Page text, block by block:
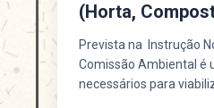
(Horta,
Prevista na Instrução
Comissão Ambiental é
necessários para